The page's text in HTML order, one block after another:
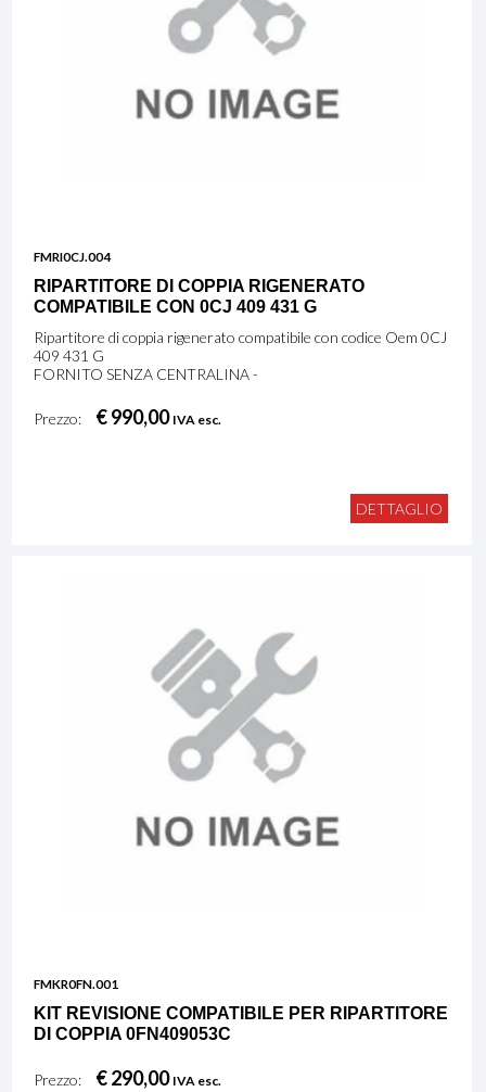
FMRI0CJ.004
RIPARTITORE DI COPPIA RIGENERATO
COMPATIBILE CON 0CJ 409 431 G
Ripartitore di coppia rigenerato compatibile con codice Oem 0CJ
409 431 G
FORNITO SENZA CENTRALINA -
Prezzo: € 990,00 IVA esc.
DETTAGLIO
FMKR0FN.001
KIT REVISIONE COMPATIBILE PER RIPARTITORE
DI COPPIA 0FN409053C
Prezzo: € 290,00 IVA esc.